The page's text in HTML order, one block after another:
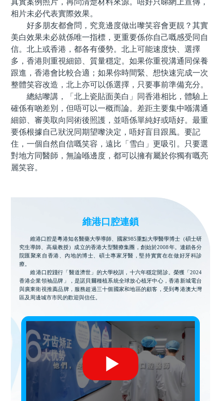
相片未必代表實際效果。
好多朋友都會問，究竟邊度做出嚟笑容會更靚？其實
美白效果未必就係唯一指標，更重要係你自己嘅感受同自
信。北上或香港，都各有優勢。北上可能速度快、選擇
多，香港則重視細節、質量穩定。如果你重視溝通同保養
跟進，香港會比較合適；如果你時間緊、想快速完成一次
整體笑容改造，北上亦可以係選擇，只要事前準備充分。
總結嚟講，「北上瓷貼面美白」同香港相比，體驗上
確係有啲差別，但唔可以一概而論。差距主要集中喺溝通
細節、審美取向同術後照護，並唔係單純好或唔好。最重
要係根據自己狀況同期望嚟決定，唔好盲目跟風。要記
住，一個自然自信嘅笑容，遠比「雪白」更吸引。只要選
對地方同醫師，無論喺邊度，都可以擁有屬於你獨有嘅亮
麗笑容。
維港口腔連鎖
維港口腔是粵港知名醫藥大學導師、國家985重點大學醫學博士（碩士研
究生導師、高級教授）成立的香港大型醫療集團，創始於2008年。連鎖各分
院匯聚來自香港、內地的博士、碩士專家牙醫，堅持實實在在做好牙科診
療。
維港口腔踐行「醫道濟世」的大學校訓，十六年穩定開診。榮獲「2024
香港企業領袖品牌」，是諾貝爾種植系統全球放心植牙中心，香港新城電台
與廣東衛視推薦品牌，服務超過三十個國家和地區的顧客，受到粵港澳大灣
區及周邊城市市民的歡迎與信任。